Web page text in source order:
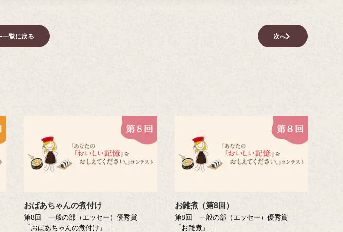
一覧に戻る 次へ
おばあちゃんの煮付け
第8回 一般の部（エッセー）優秀賞
「おばあちゃんの煮付け」
お雑煮（第8回）
第8回 一般の部（エッセー）優秀賞
「お雑煮」